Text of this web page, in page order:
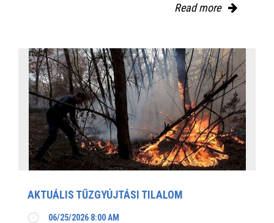
Read more
AKTUÁLIS TŰZGYÚJTÁSI TILALOM
06/25/2026 8:00 AM